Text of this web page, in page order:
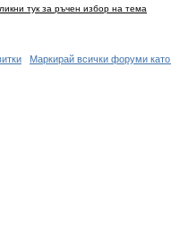
тук за ръчен избор на тема
Маркирай всички форуми